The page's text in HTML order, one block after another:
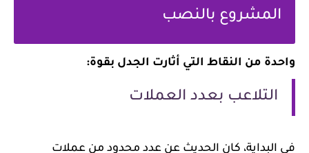
المشروع بالنصب
واحدة من النقاط التي أثارت الجدل بقوة:
التلاعب بعدد العملات
في البداية، كان الحديث عن عدد محدود من عملات